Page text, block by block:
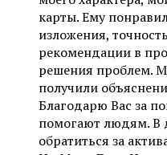
карты. Ему
изложения,
рекомендации в
решения проблем.
получили
Благодарю Вас за
помогают людям. В
обратиться за